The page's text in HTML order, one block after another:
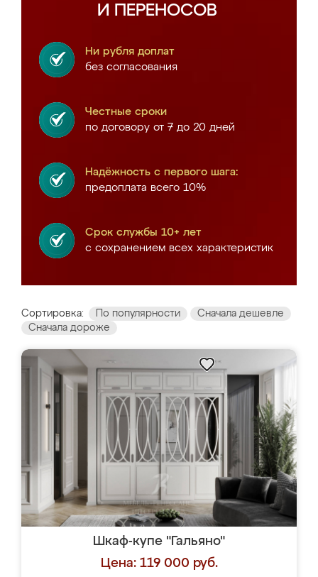
И ПЕРЕНОСОВ
Ни рубля доплат
без согласования
Честные сроки
по договору от 7 до 20 дней
Надёжность с первого шага:
предоплата всего 10%
Срок службы 10+ лет
с сохранением всех характеристик
Сортировка: По популярности
Сначала дешевле
Сначала дороже
Шкаф-купе "Гальяно"
Цена: 119 000 руб.